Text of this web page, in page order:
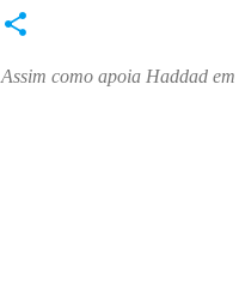
Assim como apoia Haddad